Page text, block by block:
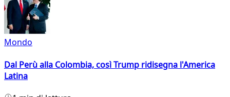
Mondo
Dal Perù alla Colombia, così Trump ridisegna l'America
Latina